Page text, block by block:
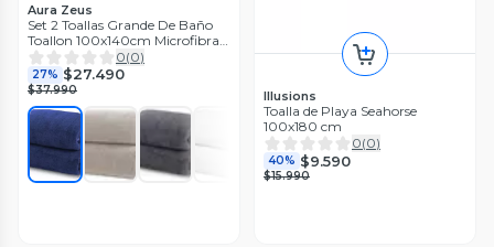
Aura Zeus
Set 2 Toallas Grande De Baño
Toallon 100x140cm Microfibra
Az
0(0)
27% $27.490
$37.990 Illusions
Toalla de Playa Seahorse
100x180 cm
0(0)
40% $9.590
$15.990